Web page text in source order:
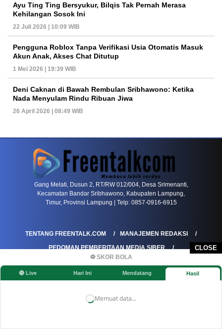
CLOSE
⚽ SKOR BOLA
🔴 Live Hari Ini Mendatang Hasil
Memuat data...
Ayu Ting Ting Bersyukur, Bilqis Tak Pernah Merasa
Kehilangan Sosok Ini
22 Juli 2026 | 10:09 WIB
Pengguna Roblox Tanpa Verifikasi Usia Otomatis Masuk
Akun Anak, Akses Chat Ditutup
1 Mei 2026 | 19:39 WIB
Deni Caknan di Bawah Rembulan Sribhawono: Ketika
Nada Menyulam Rindu Ribuan Jiwa
26 April 2026 | 08:49 WIB
Gang Melati, Dusun 2, RT/RW 012/004, Desa Srimenanti,
Kecamatan Bandar Sribhawono, Kabupaten Lampung,
Timur, Provinsi Lampung | Telp: 0857-0916-6915
TENTANG FREENTALK.COM
MANAJEMEN REDAKSI
PEDOMAN PEMBERITAAN MEDIA SIBER
PEDOMAN PEMBERITAAN RAMAH ANAK
KOREKSI & KLARIFIKASI
KEBIJAKAN IKLAN / ADVERTORIAL